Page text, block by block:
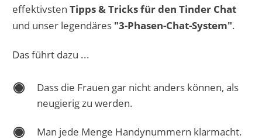
effektivsten Tipps & Tricks für den Tinder Chat
und unser legendäres "3-Phasen-Chat-System".
Das führt dazu ...
Dass die Frauen gar nicht anders können, als
neugierig zu werden.
Man jede Menge Handynummern klarmacht.